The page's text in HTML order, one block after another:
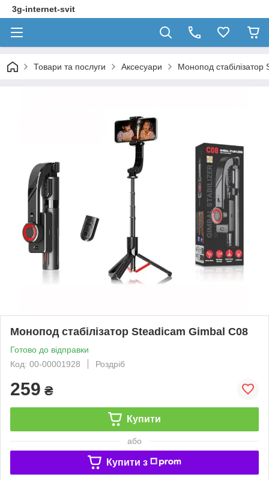
3g-internet-svit
Товари та послуги Аксесуари Монопод
Монопод стабілізатор Steadicam Gimbal C08
Готово до відправки
Код: 00-00001928
Роздріб
259 ₴
Купити
або
Купити з